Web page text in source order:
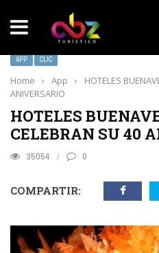
NOTICIAS SOBRESALIENTES
APP CLIC
Home › App ›
HOTELES
ANIVERSARIO
HOTELES
CELEBRAN SU 40
35054 0
COMPARTIR: